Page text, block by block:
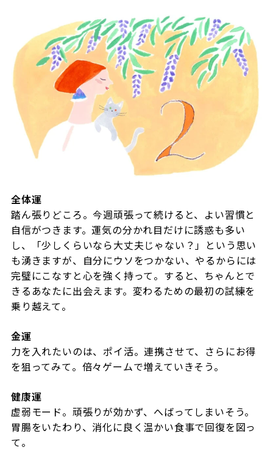
全体運
踏ん張りどころ。今週頑張って続けると、よい習慣と
自信がつきます。運気の分かれ目だけに誘惑も多い
し、「少しくらいなら大丈夫じゃない？」という思い
も湧きますが、自分にウソをつかない、やるからには
完璧にこなすと心を強く持って。すると、ちゃんとで
きるあなたに出会えます。変わるための最初の試練を
乗り越えて。
金運
力を入れたいのは、ポイ活。連携させて、さらにお得
を狙ってみて。倍々ゲームで増えていきそう。
健康運
虚弱モード。頑張りが効かず、へばってしまいそう。
胃腸をいたわり、消化に良く温かい食事で回復を図っ
て。